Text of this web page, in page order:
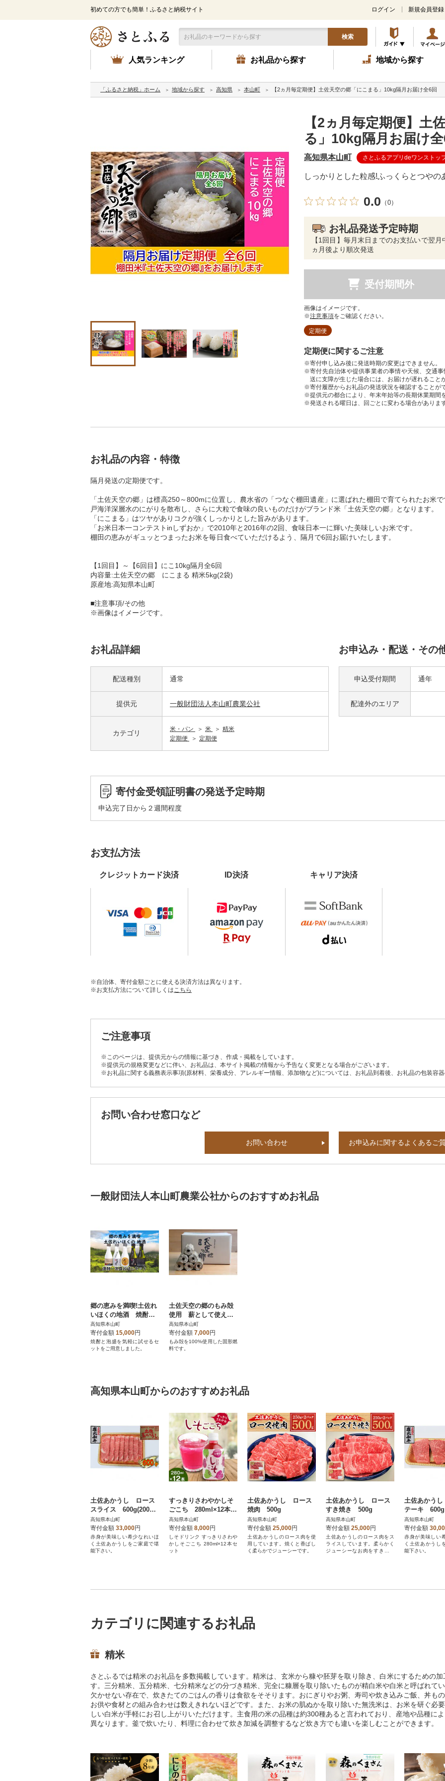
初めての方でも簡単！ふるさと納税サイト ログイン 新規会員登録
検索
人気ランキング お礼品から探す 地域から探す
「ふるさと納税」ホーム 地域から探す 高知県 本山町 【2ヵ月毎定期便】土佐天空の郷「にこまる」10kg隔月お届け全6回
【2ヵ月毎定期便】土
る」10kg隔月お届け
高知県本山町 さとふるアプリdeワンストッ
しっかりとした粒感!ふっくらとつや
0.0 （0）
お礼品発送予定時期
【1回目】毎月末日までのお支払いで翌
ヵ月後より順次発送
受付期間外
画像はイメージです。
※注意事項をご確認ください。
定期便
定期便に関するご注意
※寄付申し込み後に発送時期の変更はできません。
※寄付先自治体や提供事業者の事情や天候、交通
送に支障が生じた場合には、お届けが遅れること
※寄付履歴からお礼品の発送状況を確認することが
※提供元の都合により、年末年始等の長期休業期間
※発送される曜日は、回ごとに変わる場合がありま
お礼品の内容・特徴
隔月発送の定期便です。
「土佐天空の郷」は標高250～800mに位置し、農水省の「つなぐ棚田遺産」に選ばれた棚田で育てられたお米
戸海洋深層水のにがりを散布し、さらに大粒で食味の良いものだけがブランド米「土佐天空の郷」となります。
「にこまる」はツヤがありコクが強くしっかりとした旨みがあります。
「お米日本一コンテストinしずおか」で2010年と2016年の2回、食味日本一に輝いた美味しいお米です。
棚田の恵みがギュッとつまったお米を毎日食べていただけるよう、隔
【1回目】～【6回目】にこ10kg隔月全6回
内容量:土佐天空の郷 にこまる 精米5kg(2袋)
原産地:高知県本山町
■注意事項/その他
※画像はイメージです。
お礼品詳細
配送種別 通常
提供元 一般財団法人本山町農業公社
カテゴリ 米・パン 米
精米
定期便
定期便
お申込み・配送・その
申込受付期間 通年
配達外のエリア
寄付金受領証明書の発送予定時期
申込完了日から２週間程度
お支払方法
クレジットカード決済 ID決済 キャリア決済
※自治体、寄付金額ごとに使える決済方法は異なります。
※お支払方法について詳しくはこちら
ご注意事項
※このページは、提供元からの情報に基づき、作成・掲載をしています。
※提供元の規格変更などに伴い、お礼品は、本サイト掲載の情報から予告なく変更となる場合がございます。
※お礼品に関する義務表示事項(原材料、栄養成分、アレルギー情報、添加物など)については、お礼品到着後、お礼品の包装容
お問い合わせ窓口など
お問い合わせ お申込みに関するよくあるご
一般財団法人本山町農業公社からのおすすめお礼品
郷の恵みを満喫!土佐れ
いほくの地酒 焼酎・
泡盛お試しセット
高知県本山町
寄付金額 15,000円
焼酎と泡盛を気軽に試せるセ
ットをご用意しました。
土佐天空の郷のもみ殻
使用 薪として使える
もみのひ(モミガライ
ト)20kg入り1箱
高知県本山町
寄付金額 7,000円
もみ殻を100%使用した固形燃
料です。
高知県本山町からのおすすめお礼品
土佐あかうし ロース
スライス 600g(200g×
3パック)
高知県本山町
寄付金額 33,000円
赤身が美味しい希少なれいほ
く土佐あかうしをご家庭で堪
能下さい。
すっきりさわやかしそ
ごこち 280ml×12本セ
ット
高知県本山町
寄付金額 8,000円
しそドリンク すっきりさわや
かしそごこち 280ml×12本セ
ット
土佐あかうし ロース
焼肉 500g
高知県本山町
寄付金額 25,000円
土佐あかうしのロース肉を使
用しています。焼くと香ばし
く柔らかでジューシーです。
土佐あかうし ロース
すき焼き 500g
高知県本山町
寄付金額 25,000円
土佐あかうしのロース肉をス
ライスしています。柔らかく
ジューシーなお肉をすき焼き
土佐あかう
テーキ 600g
高知県本山町
寄付金額
赤身が美味しい
く土佐あかうし
能下さい。
カテゴリに関連するお礼品
精米
さとふるでは精米のお礼品を多数掲載しています。精米は、玄米から糠や胚芽を取り除き、白米にするための
す。三分精米、五分精米、七分精米などの分づき精米、完全に糠層を取り除いたものが精白米や白米と呼ばれて
欠かせない存在で、炊きたてのごはんの香りは食欲をそそります。おにぎりやお粥、寿司や炊き込みご飯、丼も
お供や食材との組み合わせは数えきれないほどです。また、お米の肌ぬかを取り除いた無洗米は、お米を研ぐ必
しい白米が手軽にお召し上がりいただけます。主食用の米の品種は約300種あると言われており、産地や品種に
異なります。釜で炊いたり、料理に合わせて炊き加減を調整するなど炊き方でも違いを楽しむことができます。